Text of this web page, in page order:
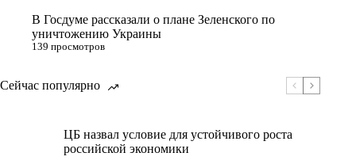
В Госдуме рассказали о плане Зеленского по
уничтожению Украины
139 просмотров
Сейчас популярно
ЦБ назвал условие для устойчивого роста
российской экономики